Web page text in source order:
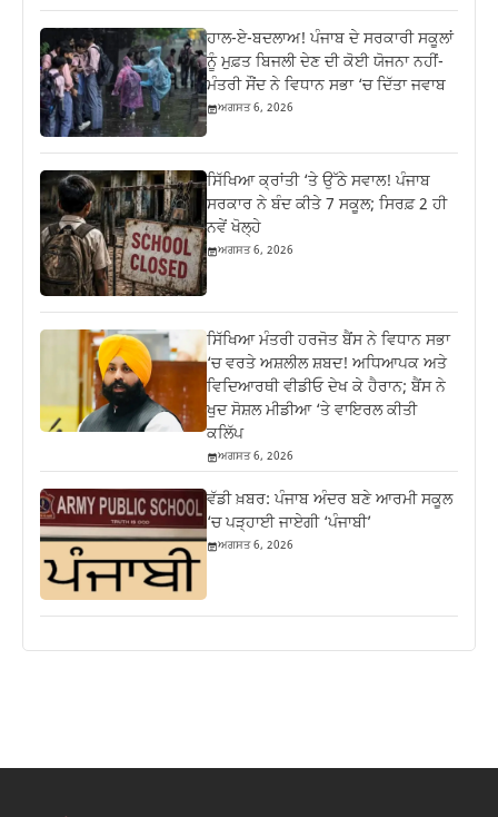
ਹਾਲ-ਏ-ਬਦਲਾਅ! ਪੰਜਾਬ ਦੇ ਸਰਕਾਰੀ ਸਕੂਲਾਂ
ਨੂੰ ਮੁਫ਼ਤ ਬਿਜਲੀ ਦੇਣ ਦੀ ਕੋਈ ਯੋਜਨਾ ਨਹੀਂ-
ਮੰਤਰੀ ਸੌਂਦ ਨੇ ਵਿਧਾਨ ਸਭਾ ‘ਚ ਦਿੱਤਾ ਜਵਾਬ
ਅਗਸਤ 6, 2026
ਸਿੱਖਿਆ ਕ੍ਰਾਂਤੀ ‘ਤੇ ਉੱਠੇ ਸਵਾਲ! ਪੰਜਾਬ
ਸਰਕਾਰ ਨੇ ਬੰਦ ਕੀਤੇ 7 ਸਕੂਲ; ਸਿਰਫ਼ 2 ਹੀ
ਨਵੇਂ ਖੋਲ੍ਹੇ
ਅਗਸਤ 6, 2026
ਸਿੱਖਿਆ ਮੰਤਰੀ ਹਰਜੋਤ ਬੈਂਸ ਨੇ ਵਿਧਾਨ ਸਭਾ
‘ਚ ਵਰਤੇ ਅਸ਼ਲੀਲ ਸ਼ਬਦ! ਅਧਿਆਪਕ ਅਤੇ
ਵਿਦਿਆਰਥੀ ਵੀਡੀਓ ਦੇਖ ਕੇ ਹੈਰਾਨ; ਬੈਂਸ ਨੇ
ਖੁਦ ਸੋਸ਼ਲ ਮੀਡੀਆ ‘ਤੇ ਵਾਇਰਲ ਕੀਤੀ
ਕਲਿੱਪ
ਅਗਸਤ 6, 2026
ਵੱਡੀ ਖ਼ਬਰ: ਪੰਜਾਬ ਅੰਦਰ ਬਣੇ ਆਰਮੀ ਸਕੂਲ
‘ਚ ਪੜ੍ਹਾਈ ਜਾਏਗੀ ‘ਪੰਜਾਬੀ’
ਅਗਸਤ 6, 2026